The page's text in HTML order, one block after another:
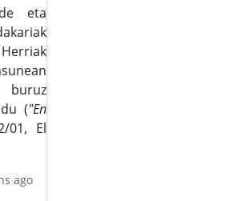
eta
("En
01, El
ago